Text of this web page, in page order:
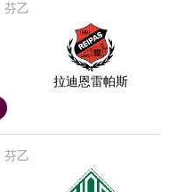
芬乙
拉迪恩雷帕斯
芬乙